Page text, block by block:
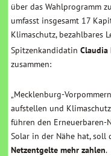
über das Wahlprogramm
umfasst insgesamt 17
Klimaschutz, bezahlbares
Spitzenkandidatin
zusammen:
„Mecklenburg-
aufstellen und
führen den Erneuerbaren-
Solar in der Nähe hat,
Netzentgelte mehr zahlen.